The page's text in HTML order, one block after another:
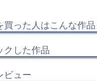
買った人はこんな作
クした作品
ビュー